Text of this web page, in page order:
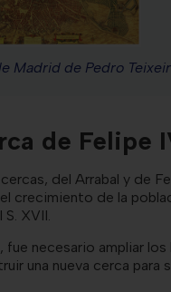
Madrid de Pedro
de Felipe
del Arrabal y de
crecimiento de la
XVII.
fue necesario ampliar
una nueva cerca para